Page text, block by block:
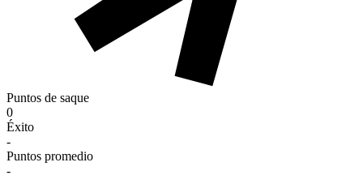
Puntos de saque
0
Éxito
-
Puntos promedio
-